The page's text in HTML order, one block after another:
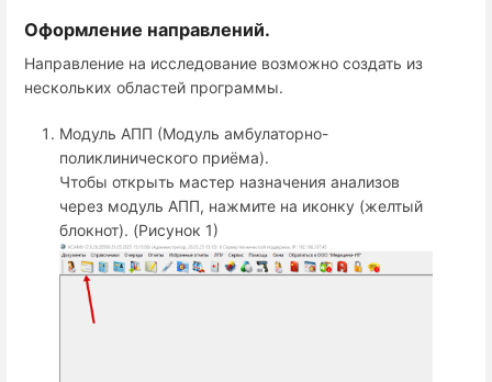
Оформление направлений.
Направление на исследование возможно создать из
нескольких областей программы.
Модуль АПП (Модуль амбулаторно-
поликлинического приёма).
Чтобы открыть мастер назначения анализов
через модуль АПП, нажмите на иконку (желтый
блокнот). (Рисунок 1)